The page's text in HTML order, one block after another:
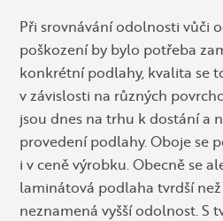
Při srovnávání odolnosti vůči
poškození by bylo potřeba
konkrétní podlahy, kvalita se
v závislosti na různých
jsou dnes na trhu k dostání a
provedení podlahy. Oboje se
i v ceně výrobku. Obecně se
laminátová podlaha tvrdší
neznamená vyšší odolnost. S